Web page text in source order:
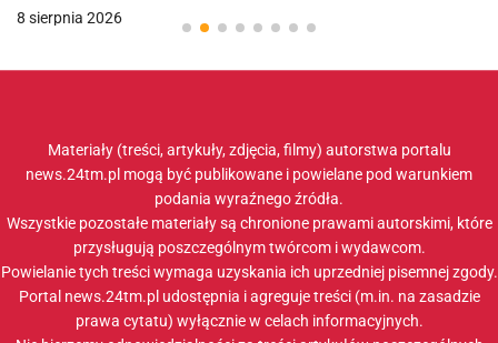
8 sierpnia 2026
Materiały (treści, artykuły, zdjęcia, filmy) autorstwa portalu
news.24tm.pl mogą być publikowane i powielane pod warunkiem
podania wyraźnego źródła.
Wszystkie pozostałe materiały są chronione prawami autorskimi, które
przysługują poszczególnym twórcom i wydawcom.
Powielanie tych treści wymaga uzyskania ich uprzedniej pisemnej zgody.
Portal news.24tm.pl udostępnia i agreguje treści (m.in. na zasadzie
prawa cytatu) wyłącznie w celach informacyjnych.